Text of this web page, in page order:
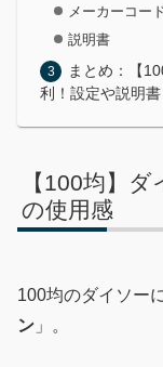
メーカーコー
説明書
まとめ：【
利！設定や説明書
【100均】
の使用感
100均のダイソー
ン 」。